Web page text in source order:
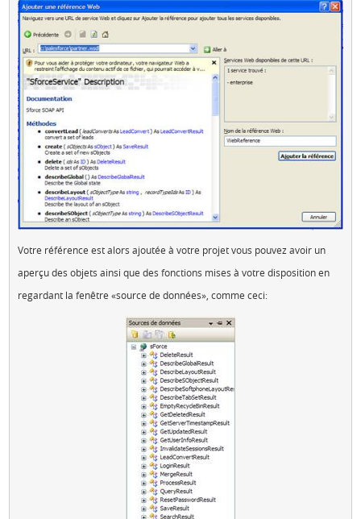
Votre référence est alors ajoutée à votre projet vous pouvez avoir un
aperçu des objets ainsi que des fonctions mises à votre disposition en
regardant la fenêtre «source de données», comme ceci: